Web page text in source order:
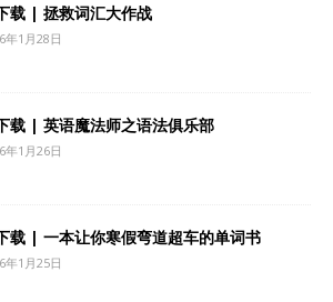
载 | 拯救词汇大作战
年1月28日
载 | 英语魔法师之语法俱乐部
年1月26日
载 | 一本让你寒假弯道超车的单词书
年1月25日